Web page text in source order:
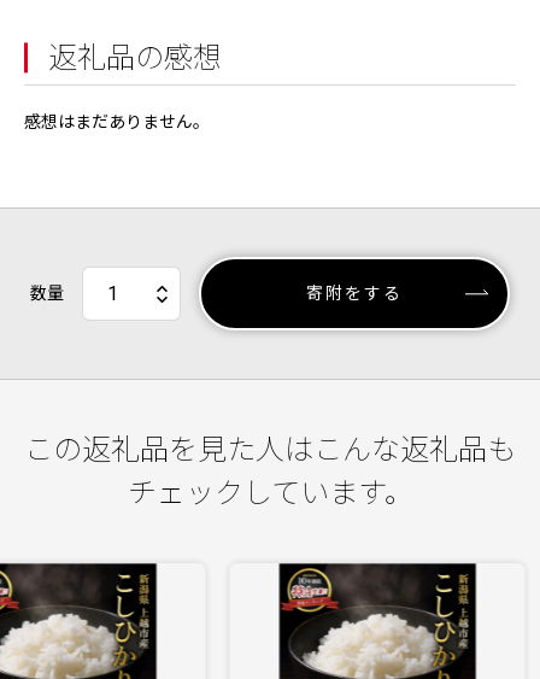
返礼品の感想
感想はまだありません。
数量 寄附をする
この返礼品を見た人はこんな返礼品も
チェックしています。